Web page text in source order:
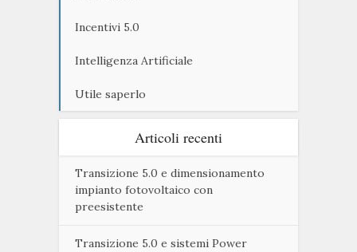
Incentivi 5.0
Intelligenza Artificiale
Utile saperlo
Articoli recenti
Transizione 5.0 e dimensionamento
impianto fotovoltaico con
preesistente
Transizione 5.0 e sistemi Power